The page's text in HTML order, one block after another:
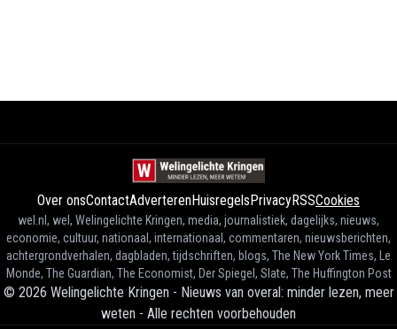
Over onsContactAdverterenHuisregelsPrivacyRSSCookies
wel.nl, wel, Welingelichte Kringen, media, journalistiek, dagelijks, nieuws,
economie, cultuur, nationaal, internationaal, commentaren, nieuwsberichten,
achtergrondverhalen, dagbladen, tijdschriften, blogs, The New York Times, Le
Monde, The Guardian, The Economist, Der Spiegel, Slate, The Huffington Post
© 2026 Welingelichte Kringen - Nieuws van overal: minder lezen, meer
weten - Alle rechten voorbehouden